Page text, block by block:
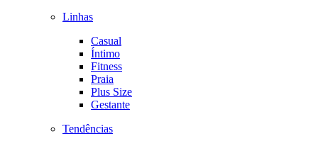
Linhas
Casual
Íntimo
Fitness
Praia
Plus Size
Gestante
Tendências